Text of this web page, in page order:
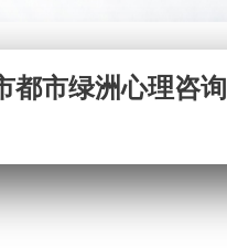
都市绿洲心理咨询